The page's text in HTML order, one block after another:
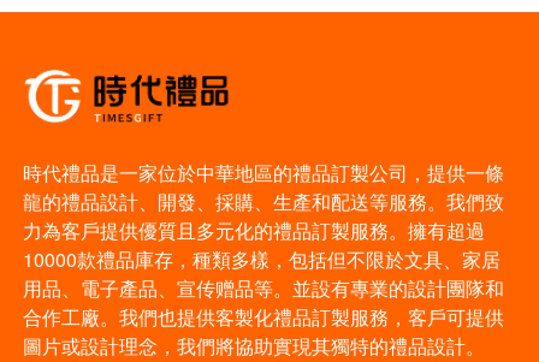
時代禮品是一家位於中華地區的禮品訂製公司，提供一條
龍的禮品設計、開發、採購、生產和配送等服務。我們致
力為客戶提供優質且多元化的禮品訂製服務。擁有超過
10000款禮品庫存，種類多樣，包括但不限於文具、家居
用品、電子產品、宣传赠品等。並設有專業的設計團隊和
合作工廠。我們也提供客製化禮品訂製服務，客戶可提供
圖片或設計理念，我們將協助實現其獨特的禮品設計。